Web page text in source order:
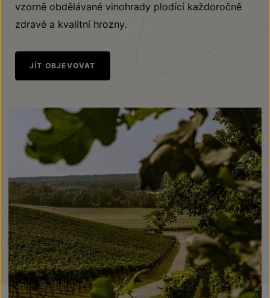
vzorně obdělávané vinohrady plodící každoročně
zdravé a kvalitní hrozny.
JÍT OBJEVOVAT